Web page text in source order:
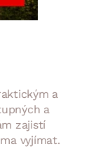
a
a
zajistí
vyjímat.